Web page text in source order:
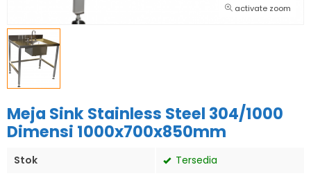
activate zoom
Meja Sink Stainless Steel 304/1000
Dimensi 1000x700x850mm
Stok
Tersedia